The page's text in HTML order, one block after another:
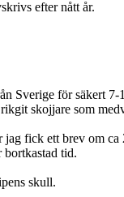
efter nått år.
Sverige för säkert 7-
skojjare som
fick ett brev om ca
bortkastad tid.
skull.